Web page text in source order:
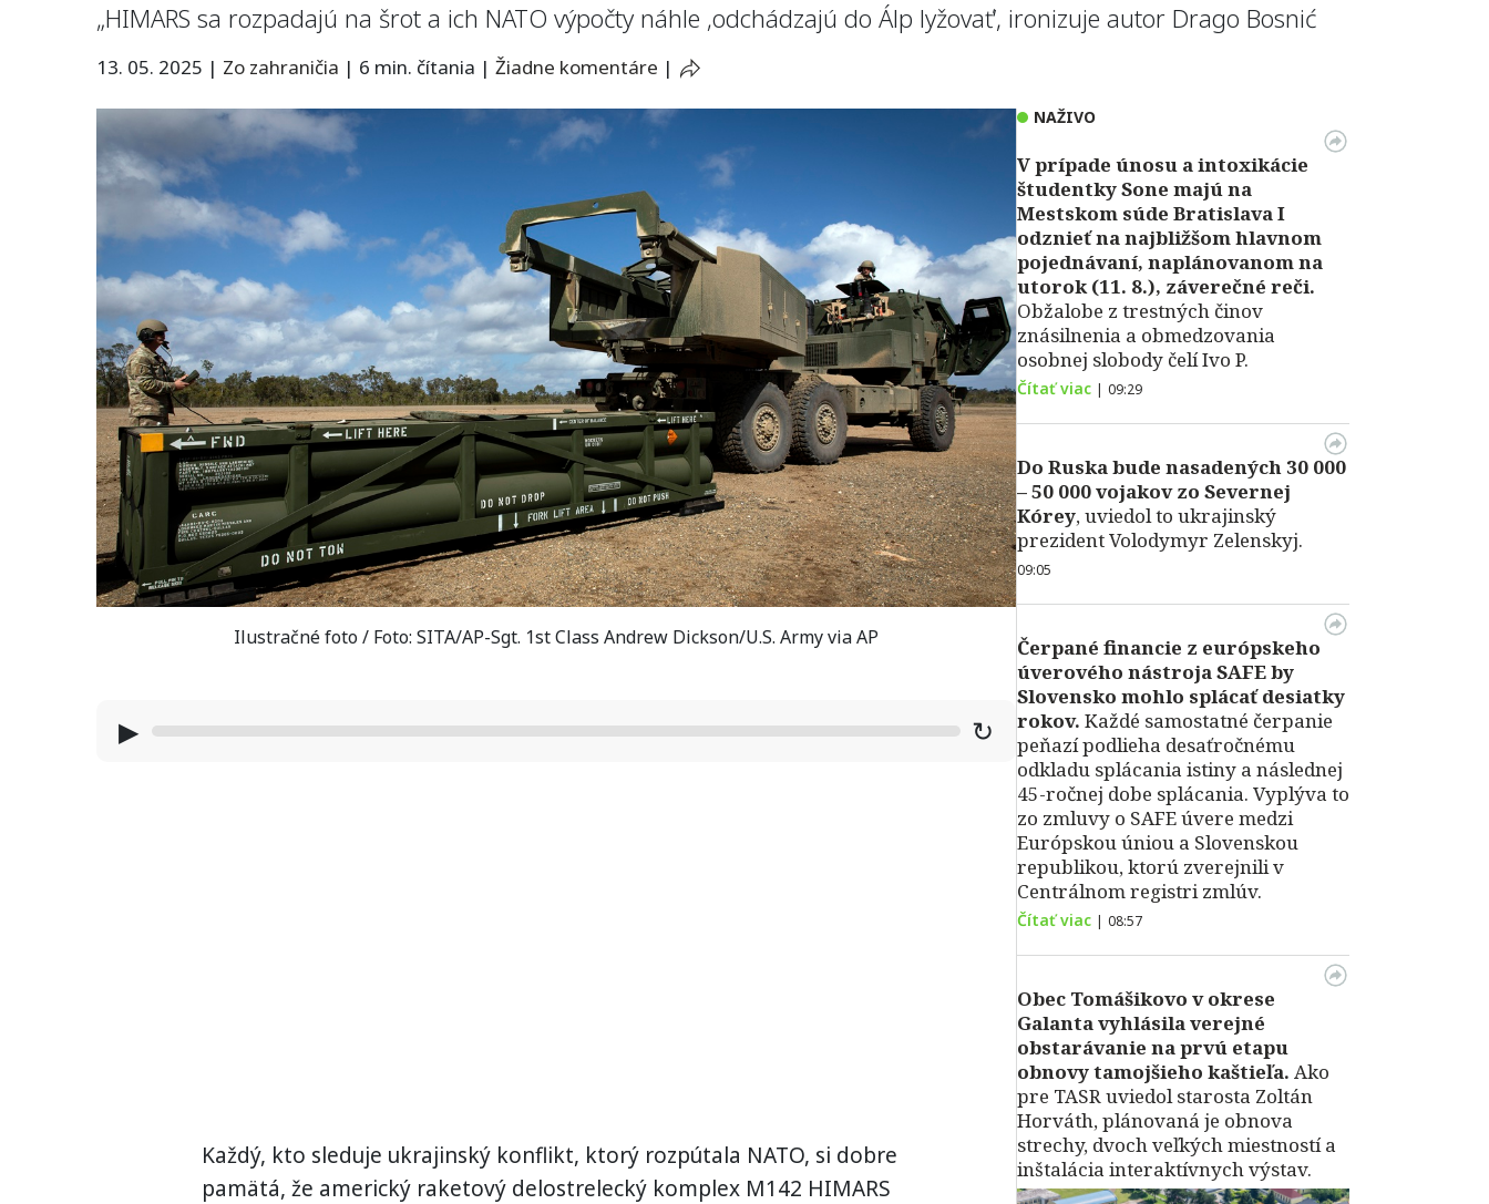
„HIMARS sa rozpadajú na šrot a ich NATO výpočty náhle ‚odchádzajú do Álp lyžovať‘, ironizuje autor Drago Bosnić
13. 05. 2025 | Zo zahraničia | 6 min. čítania | Žiadne komentáre |
Ilustračné foto / Foto: SITA/AP-Sgt. 1st Class Andrew Dickson/U.S. Army via AP
▶ ↻
Každý, kto sleduje ukrajinský konflikt, ktorý rozpútala NATO, si dobre
pamätá, že americký raketový delostrelecký komplex M142 HIMARS
NAŽIVO
V prípade únosu a intoxikácie
študentky Sone majú na
Mestskom súde Bratislava I
odznieť na najbližšom hlavnom
pojednávaní, naplánovanom na
utorok (11. 8.), záverečné reči.
Obžalobe z trestných činov
znásilnenia a obmedzovania
osobnej slobody čelí Ivo P.
Čítať viac | 09:29
Do Ruska bude nasadených 30 000
– 50 000 vojakov zo Severnej
Kórey, uviedol to ukrajinský
prezident Volodymyr Zelenskyj.
09:05
Čerpané financie z európskeho
úverového nástroja SAFE by
Slovensko mohlo splácať desiatky
rokov. Každé samostatné čerpanie
peňazí podlieha desaťročnému
odkladu splácania istiny a následnej
45-ročnej dobe splácania. Vyplýva to
zo zmluvy o SAFE úvere medzi
Európskou úniou a Slovenskou
republikou, ktorú zverejnili v
Centrálnom registri zmlúv.
Čítať viac | 08:57
Obec Tomášikovo v okrese
Galanta vyhlásila verejné
obstarávanie na prvú etapu
obnovy tamojšieho kaštieľa. Ako
pre TASR uviedol starosta Zoltán
Horváth, plánovaná je obnova
strechy, dvoch veľkých miestností a
inštalácia interaktívnych výstav.